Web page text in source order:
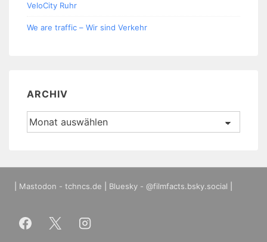
VeloCity Ruhr
We are traffic – Wir sind Verkehr
ARCHIV
Archiv
Mastodon - tchncs.de Bluesky - @filmfacts.bsky.social